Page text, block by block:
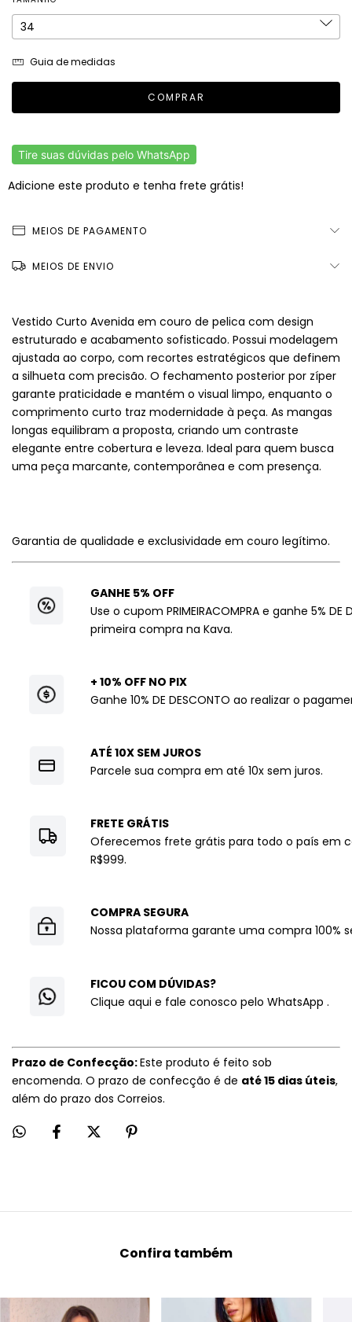
Guia de medidas
Tire suas dúvidas pelo WhatsApp
Adicione este produto e tenha frete grátis!
MEIOS DE PAGAMENTO
MEIOS DE ENVIO
Vestido Curto Avenida em couro de pelica com design
estruturado e acabamento sofisticado. Possui modelagem
ajustada ao corpo, com recortes estratégicos que definem
a silhueta com precisão. O fechamento posterior por zíper
garante praticidade e mantém o visual limpo, enquanto o
comprimento curto traz modernidade à peça. As mangas
longas equilibram a proposta, criando um contraste
elegante entre cobertura e leveza. Ideal para quem busca
uma peça marcante, contemporânea e com presença.
Garantia de qualidade e exclusividade em couro legítimo.
GANHE 5% OFF
Use o cupom PRIMEIRACOMPRA e ganhe 5% DE
primeira compra na Kava.
+ 10% OFF NO PIX
Ganhe 10% DE DESCONTO ao realizar o
ATÉ 10X SEM JUROS
Parcele sua compra em até 10x sem juros.
FRETE GRÁTIS
Oferecemos frete grátis para todo o país em
R$999.
COMPRA SEGURA
Nossa plataforma garante uma compra 100%
FICOU COM DÚVIDAS?
Clique aqui e fale conosco pelo WhatsApp .
Prazo de Confecção:Este produto é feito sob
encomenda. O prazo de confecção é de até 15 dias úteis,
além do prazo dos Correios.
Confira também